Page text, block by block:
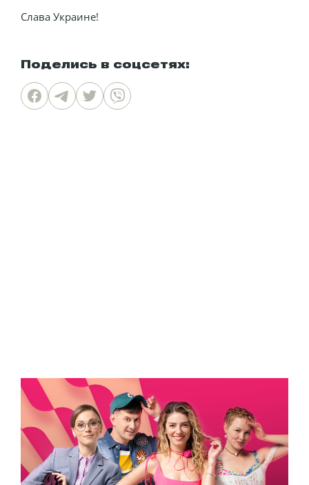
Слава Украине!
Поделись в соцсетях: